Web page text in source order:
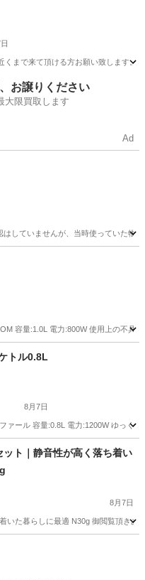
くまで来て頂ける方お願い致します。
お譲りください
大限買取します
Ad
していませんが、当時使っていた物
容量:1.0L 電力:800W 使用上の不具
電
トル0.8L
8月7日
ァール 容量:0.8L 電力:1200W ゆっく
電 ト｜静音性が高く落ち着い
8月7日
いた暮らしに最適 N30g 御閲覧頂き